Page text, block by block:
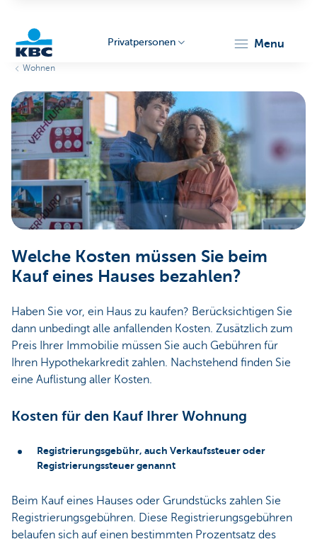
Particulieren
Privatpersonen menu
Wohnen
Welche Kosten müssen Sie beim
Kauf eines Hauses bezahlen?
Haben Sie vor, ein Haus zu kaufen? Berücksichtigen Sie
dann unbedingt alle anfallenden Kosten. Zusätzlich zum
Preis Ihrer Immobilie müssen Sie auch Gebühren für
Ihren Hypothekarkredit zahlen. Nachstehend finden Sie
eine Auflistung aller Kosten.
Kosten für den Kauf Ihrer Wohnung
Registrierungsgebühr, auch Verkaufssteuer oder
Registrierungssteuer genannt
Beim Kauf eines Hauses oder Grundstücks zahlen Sie
Registrierungsgebühren. Diese Registrierungsgebühren
belaufen sich auf einen bestimmten Prozentsatz des